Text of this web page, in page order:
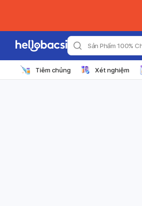
Sản Phẩm 100%
Tiêm chủng Xét nghiệm